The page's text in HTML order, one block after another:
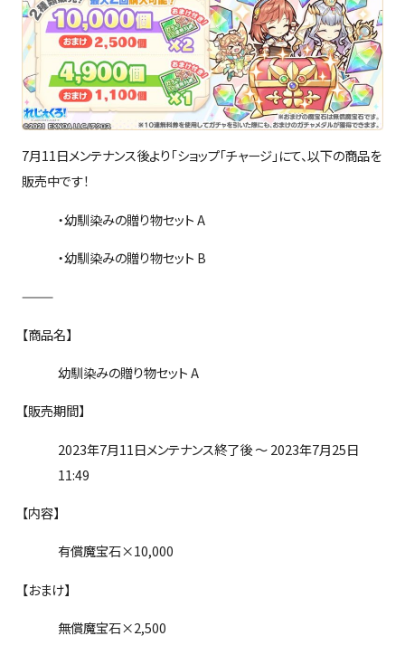
7月11日メンテナンス後より「ショップ「チャージ」にて、以下の商品を
販売中です！
・幼馴染みの贈り物セットA
・幼馴染みの贈り物セット B
———
【商品名】
幼馴染みの贈り物セット A
【販売期間】
2023年7月11日メンテナンス終了後 ～ 2023年7月25日
11:49
【内容】
有償魔宝石×10,000
【おまけ】
無償魔宝石×2,500